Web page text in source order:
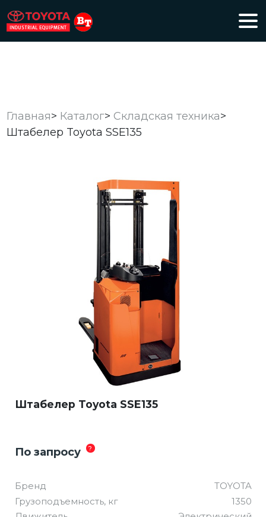
Главная> Каталог> Складская техника>
Штабелер Toyota SSE135
Штабелер Toyota SSE135
По запросу ?
Бренд
TOYOTA
Грузоподъемность, кг
1350